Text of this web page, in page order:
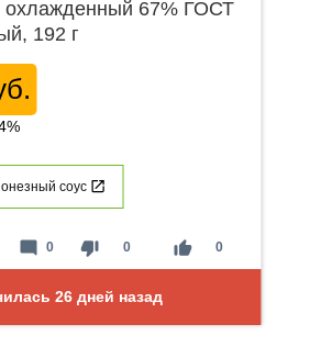
охлажденный 67% ГОСТ
192 г
соус
thumb_down 0 thumb_up 0
mode_comment 0
26 дней назад